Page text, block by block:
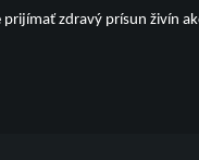
zdravý prísun živín